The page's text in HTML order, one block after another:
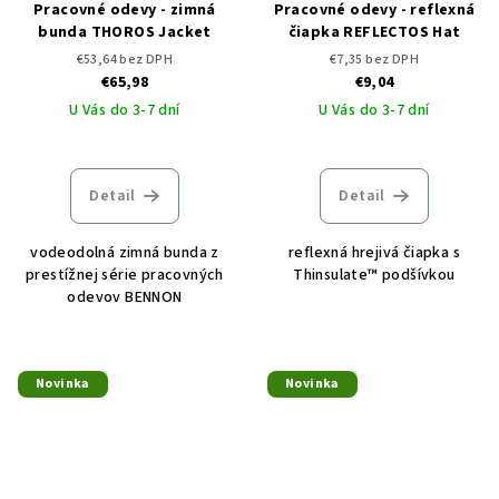
Pracovné odevy - zimná
bunda THOROS Jacket
€53,64 bez DPH
€65,98
U Vás do 3-7 dní
Detail
vodeodolná zimná bunda z
prestížnej série pracovných
odevov BENNON
Pracovné odevy - reflexná
čiapka REFLECTOS Hat
€7,35 bez DPH
€9,04
U Vás do 3-7 dní
Detail
reflexná hrejivá čiapka s
Thinsulate™ podšívkou
Novinka Novinka